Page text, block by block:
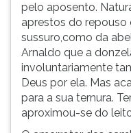
pelo aposento.
aprestos do repouso
sussuro,como da
Arnaldo que a
involuntariamente
Deus por ela. Mas
para a sua ternura.
aproximou-se do